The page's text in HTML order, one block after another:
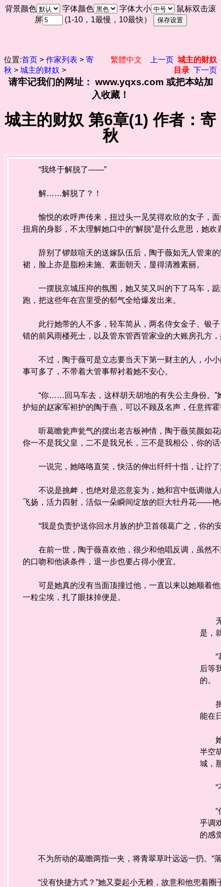
背景颜色 字体颜色 字体大小
鼠标双击滚
屏
(1-10，1最慢，10最快）
位置:首页 > 作家列表 > 寄
秋 > 城主的财奴 >
繁體中文 上一页 城主的财奴
目录 下一页
请牢记我们的网址： www.yqxs.com 或把本站加
入收藏！
城主的财奴 第6章(1) 作者：寄
秋
“我终于解脱了——”
解……解脱了？！
愉悦的欢呼声传来，扭过头一见笑得欢欣的女子，面
扭肩的身影，不太理解她口中的“解脱”是什么意思，她欢
辞别了锣鼓喧天的送嫁队伍后，陶于薇如无人管束的
裙，脸上亦是脂粉未施、素面朝天，显得清雅素丽。
一摆脱京城压抑的氛围，她又笑又叫的下了马车，踮
跑，把这些年在宫里受的郁气全给爆发出来。
此行她带的人不多，轻车简从，两名侍女金子、银子
错的前风雨楼死士，以及管东管西管家业的大账房孔方
不过，陶于薇可是立志要当天下第一财主的人，小小
事可多了，不带着大管事帮衬着她不安心。
“你……回马车去，这样胡天胡地的有失公主身份。”
护短的赵家军袒护的陶于燕，可以不顾及名声，任意挥
听葛瞻瓮声瓮气的摆出老古板神情，陶于薇笑颜如花
你一不是我父皇，二不是我兄长，三不是我相公，你的
一说完，她咯咯直笑，快活的伸出纤纤十指，让拧了
不说是挑衅，也绝对是恣意妄为，她和宫中低调做人
飞扬，活力四射，活似一朵瞬间绽放的巨大牡丹花——
“我是负责护送你回水月族的护卫首领葛广之，你的安
在前一世，陶于薇喜欢他，很少和他唱反调，虽然不
的口吻和他谈条件，退一步也要占得小便宜。
可是她真的没有当面顶撞过他，一直以来以她顺着他
一粒尘埃，扎了眼抹掉便是。
无
是，
“葛
后等
的。
抿
能在
她
半空
城，
“不
“你
乎调
的感
不为所动的葛瞻两指一夹，将青翠草叶远远一扔。“
“没有快捷方式？”她又耍起小无赖，故意和他兜着圈